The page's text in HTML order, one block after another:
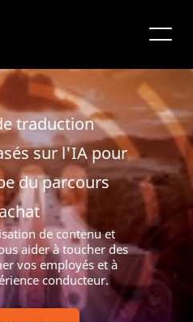
traduction
sur l'IA pour
du parcours
de contenu et
aider à toucher des
vos employés et à
conducteur.